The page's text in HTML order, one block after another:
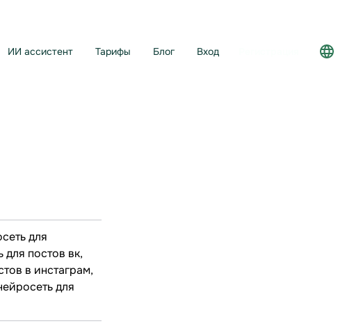
ИИ ассистент Тарифы Блог Вход
для
для постов вк,
в инстаграм,
для